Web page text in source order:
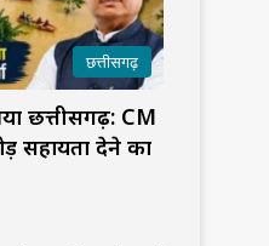
छत्तीसगढ़
छत्तीसगढ़: CM
सहायता देने का